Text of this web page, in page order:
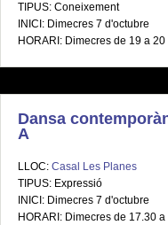
TIPUS: Coneixement
INICI: Dimecres 7 d'octubre
HORARI: Dimecres de 19 a 20
Dansa
A
LLOC: Casal Les Planes
TIPUS: Expressió
INICI: Dimecres 7 d'octubre
HORARI: Dimecres de 17.30 a